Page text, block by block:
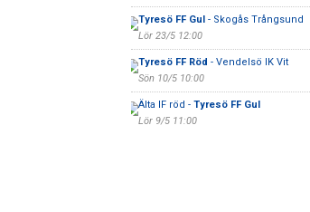
Tyresö FF Gul- Skogås Trångsund
Lör 23/5 12:00
Tyresö FF Röd - Vendelsö IK Vit
Sön 10/5 10:00
Älta IF röd - Tyresö FF Gul
Lör 9/5 11:00